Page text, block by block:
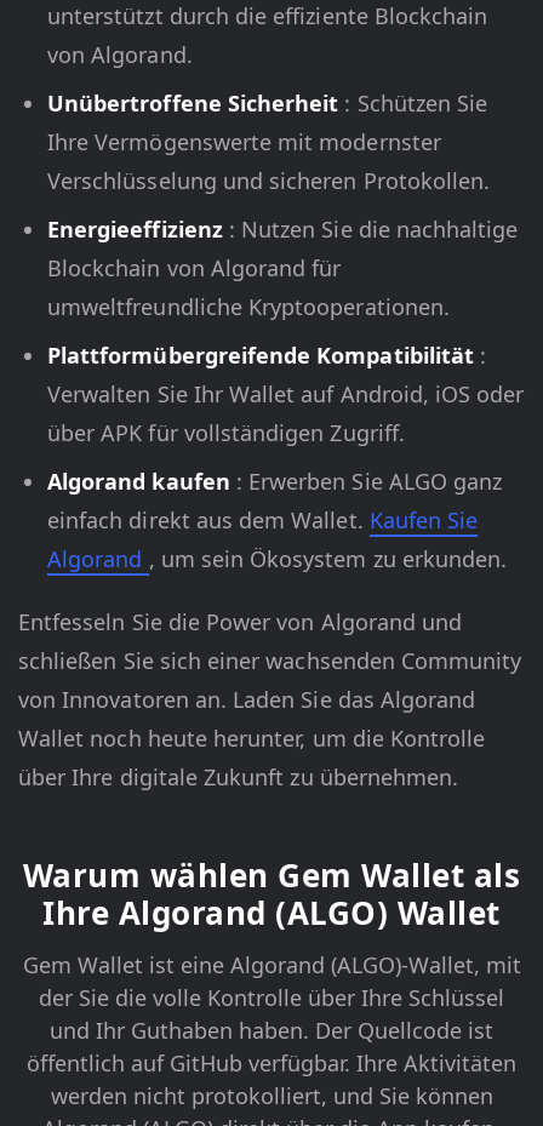
unterstützt durch die effiziente Blockchain
von Algorand.
Unübertroffene Sicherheit : Schützen Sie
Ihre Vermögenswerte mit modernster
Verschlüsselung und sicheren Protokollen.
Energieeffizienz : Nutzen Sie die nachhaltige
Blockchain von Algorand für
umweltfreundliche Kryptooperationen.
Plattformübergreifende Kompatibilität :
Verwalten Sie Ihr Wallet auf Android, iOS oder
über APK für vollständigen Zugriff.
Algorand kaufen : Erwerben Sie ALGO ganz
einfach direkt aus dem Wallet. Kaufen Sie
Algorand , um sein Ökosystem zu erkunden.
Entfesseln Sie die Power von Algorand und
schließen Sie sich einer wachsenden Community
von Innovatoren an. Laden Sie das Algorand
Wallet noch heute herunter, um die Kontrolle
über Ihre digitale Zukunft zu übernehmen.
Warum wählen Gem Wallet als
Ihre Algorand (ALGO) Wallet
Gem Wallet ist eine Algorand (ALGO)-Wallet, mit
der Sie die volle Kontrolle über Ihre Schlüssel
und Ihr Guthaben haben. Der Quellcode ist
öffentlich auf GitHub verfügbar. Ihre Aktivitäten
werden nicht protokolliert, und Sie können